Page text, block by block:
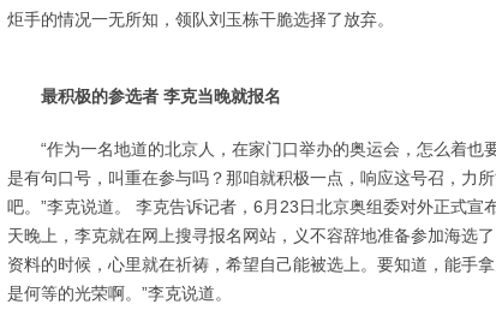
炬手的情况一无所知，领队刘玉栋干脆选择了放弃。
最积极的参选者 李克当晚就报名
“作为一名地道的北京人，在家门口举办的奥运会，怎么着也
是有句口号，叫重在参与吗？那咱就积极一点，响应这号召，力
吧。”李克说道。 李克告诉记者，6月23日北京奥组委对外正式宣
天晚上，李克就在网上搜寻报名网站，义不容辞地准备参加海选
资料的时候，心里就在祈祷，希望自己能被选上。要知道，能手
是何等的光荣啊。”李克说道。